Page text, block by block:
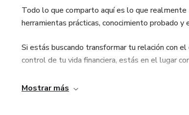
Todo lo que comparto aquí es lo que
herramientas prácticas, conocimiento probado
Si estás buscando transformar tu relación con
control de tu vida financiera, estás en el lugar
Mostrar más